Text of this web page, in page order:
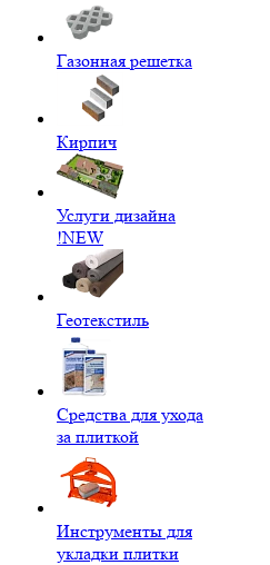
Газонная решетка
Кирпич
Услуги дизайна
!NEW
Геотекстиль
Средства для ухода
за плиткой
Инструменты для
укладки плитки